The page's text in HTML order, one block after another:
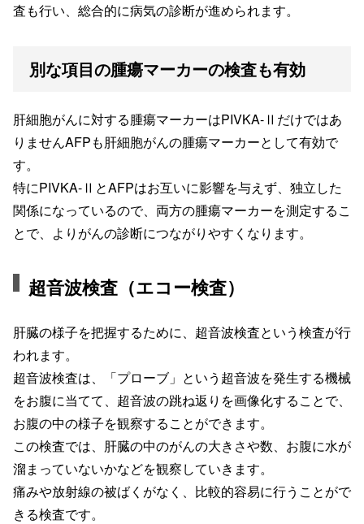
査も行い、総合的に病気の診断が進められます。
別な項目の腫瘍マーカーの検査も有効
肝細胞がんに対する腫瘍マーカーはPIVKA-Ⅱだけではあ
りませんAFPも肝細胞がんの腫瘍マーカーとして有効で
す。
特にPIVKA-ⅡとAFPはお互いに影響を与えず、独立した
関係になっているので、両方の腫瘍マーカーを測定するこ
とで、よりがんの診断につながりやすくなります。
超音波検査（エコー検査）
肝臓の様子を把握するために、超音波検査という検査が行
われます。
超音波検査は、「プローブ」という超音波を発生する機械
をお腹に当てて、超音波の跳ね返りを画像化することで、
お腹の中の様子を観察することができます。
この検査では、肝臓の中のがんの大きさや数、お腹に水が
溜まっていないかなどを観察していきます。
痛みや放射線の被ばくがなく、比較的容易に行うことがで
きる検査です。